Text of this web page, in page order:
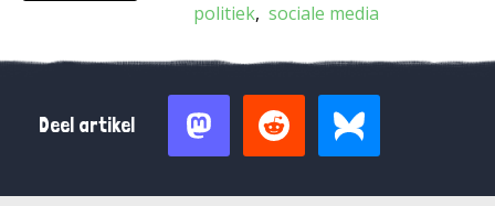
politiek sociale media
Deel artikel